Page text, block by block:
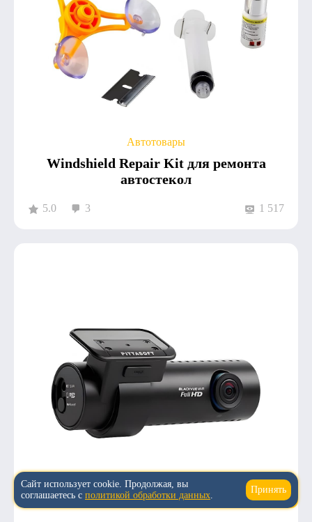
Автотовары
Windshield Repair Kit для ремонта
автостекол
5.0 3 1 517
↑
Сайт использует cookie. Продолжая, вы
соглашаетесь с политикой обработки данных.
Принять